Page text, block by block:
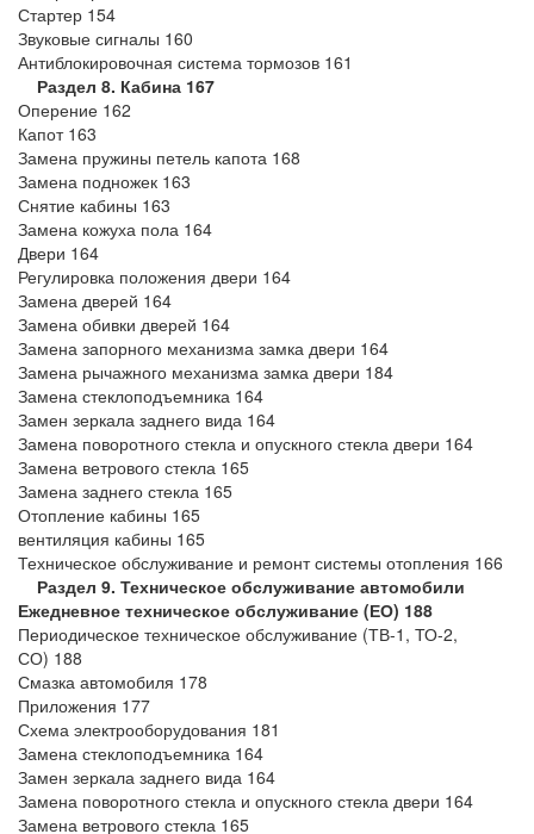
Стартер 154
Звуковые сигналы 160
Антиблокировочная система тормозов 161
Раздел 8. Кабина 167
Оперение 162
Капот 163
Замена пружины петель капота 168
Замена подножек 163
Снятие кабины 163
Замена кожуха пола 164
Двери 164
Регулировка положения двери 164
Замена дверей 164
Замена обивки дверей 164
Замена запорного механизма замка двери 164
Замена рычажного механизма замка двери 184
Замена стеклоподъемника 164
Замен зеркала заднего вида 164
Замена поворотного стекла и опускного стекла двери 164
Замена ветрового стекла 165
Замена заднего стекла 165
Отопление кабины 165
вентиляция кабины 165
Техническое обслуживание и ремонт системы отопления 166
Раздел 9. Техническое обслуживание автомобили
Ежедневное техническое обслуживание (ЕО) 188
Периодическое техническое обслуживание (ТВ-1, ТО-2,
СО) 188
Смазка автомобиля 178
Приложения 177
Схема электрооборудования 181
Замена стеклоподъемника 164
Замен зеркала заднего вида 164
Замена поворотного стекла и опускного стекла двери 164
Замена ветрового стекла 165